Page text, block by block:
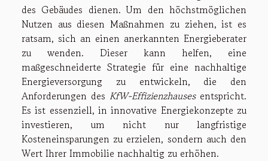
des Gebäudes dienen. Um den höchstmöglichen
Nutzen aus diesen Maßnahmen zu ziehen, ist es
ratsam, sich an einen anerkannten Energieberater
zu wenden. Dieser kann helfen, eine
maßgeschneiderte Strategie für eine nachhaltige
Energieversorgung zu entwickeln, die den
Anforderungen des KfW-Effizienzhausesentspricht.
Es ist essenziell, in innovative Energiekonzepte zu
investieren, um nicht nur langfristige
Kosteneinsparungen zu erzielen, sondern auch den
Wert Ihrer Immobilie nachhaltig zu erhöhen.